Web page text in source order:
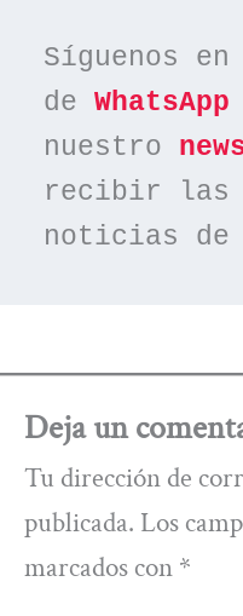
Síguenos
de WhatsApp
nuestro
recibir las
noticias de
Deja un
Tu dirección de
publicada. Los
marcados con *